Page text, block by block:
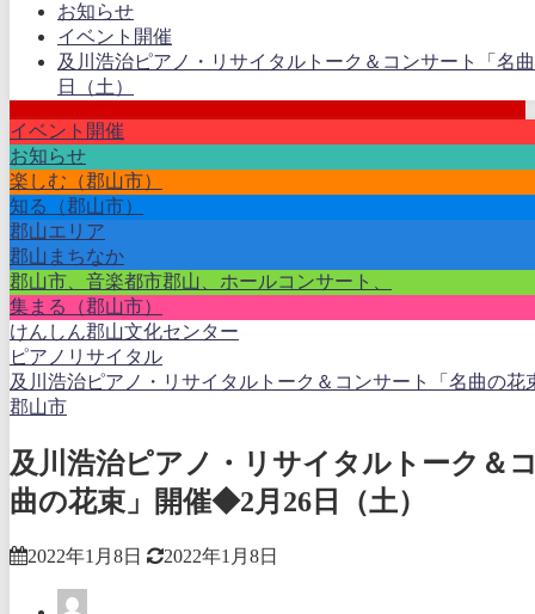
お知らせ
イベント開催
及川浩治ピアノ・リサイタルトーク＆コンサート「名
日（土）
イベント開催
お知らせ
楽しむ（郡山市）
知る（郡山市）
郡山エリア
郡山まちなか
郡山市、音楽都市郡山、ホールコンサート、
集まる（郡山市）
けんしん郡山文化センター
ピアノリサイタル
及川浩治ピアノ・リサイタルトーク＆コンサート「名曲の花
郡山市
及川浩治ピアノ・リサイタルトーク＆
曲の花束」開催◆2月26日（土）
2022年1月8日 2022年1月8日